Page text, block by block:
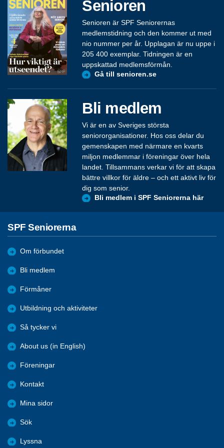
Senioren
Senioren är SPF Seniorernas
medlemstidning och den kommer ut med
nio nummer per år. Upplagan är nu uppe i
205 400 exemplar. Tidningen är en
uppskattad medlemsförmån.
Gå till senioren.se
Bli medlem
Vi är en av Sveriges största
seniororganisationer. Hos oss delar du
gemenskapen med närmare en kvarts
miljon medlemmar i föreningar över hela
landet. Tillsammans verkar vi för att skapa
bättre villkor för äldre – och ett aktivt liv för
dig som senior.
Bli medlem i SPF Seniorerna här
SPF Seniorerna
Om förbundet
Bli medlem
Förmåner
Utbildning och aktiviteter
Så tycker vi
About us (in English)
Föreningar
Kontakt
Mina sidor
Sök
Lyssna